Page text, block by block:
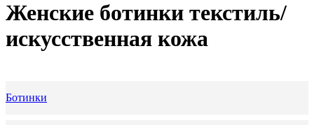
Женские ботинки текстиль/
искусственная кожа
Ботинки